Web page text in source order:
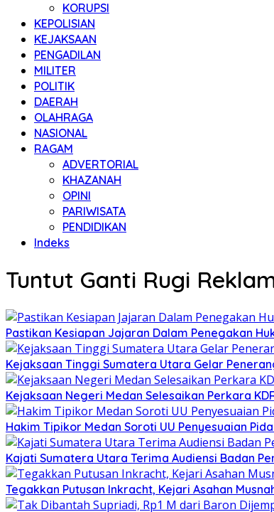
KORUPSI
KEPOLISIAN
KEJAKSAAN
PENGADILAN
MILITER
POLITIK
DAERAH
OLAHRAGA
NASIONAL
RAGAM
ADVERTORIAL
KHAZANAH
OPINI
PARIWISATA
PENDIDIKAN
Indeks
Tuntut Ganti Rugi
Pastikan Kesiapan Jajaran Dalam Penegakan
Kejaksaan Tinggi Sumatera Utara Gelar
Kejaksaan Negeri Medan Selesaikan Perkara
Hakim Tipikor Medan Soroti UU Penyesuaian
Kajati Sumatera Utara Terima Audiensi Badan
Tegakkan Putusan Inkracht, Kejari Asahan